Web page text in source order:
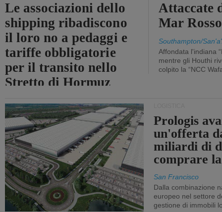
Le associazioni dello
shipping ribadiscono
il loro no a pedaggi e
tariffe obbligatorie
per il transito nello
Stretto di Hormuz
Attaccate
Mar Rosso
Southampton/
Affondata l'indiana
mentre gli Houthi
colpito la “NCC
Prologis
un'offerta
miliardi di
comprare
San Francisco
Dalla combinazione
europeo nel settore
gestione di immobili